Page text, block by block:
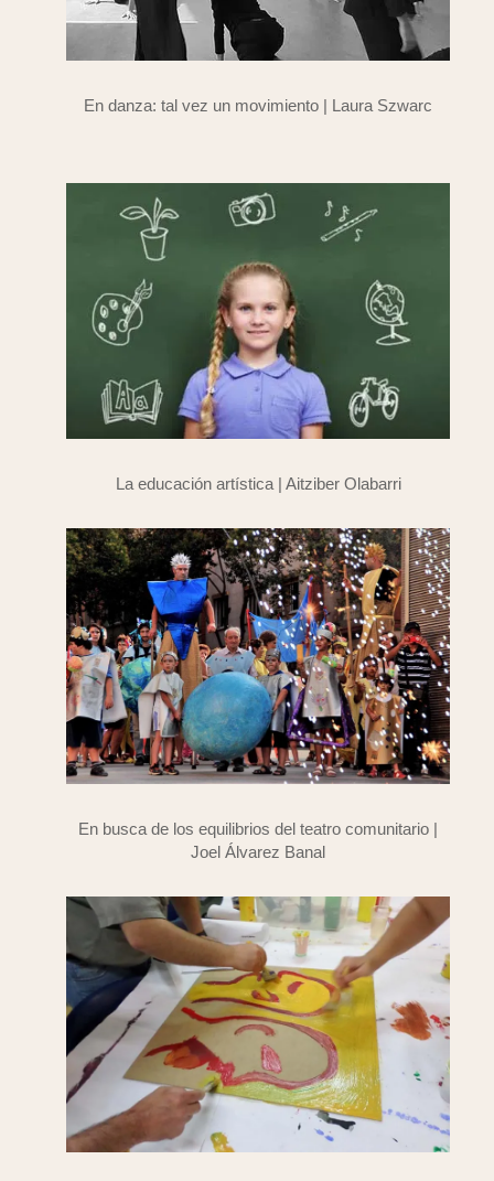
En danza: tal vez un movimiento | Laura Szwarc
La educación artística | Aitziber Olabarri
En busca de los equilibrios del teatro comunitario |
Joel Álvarez Banal